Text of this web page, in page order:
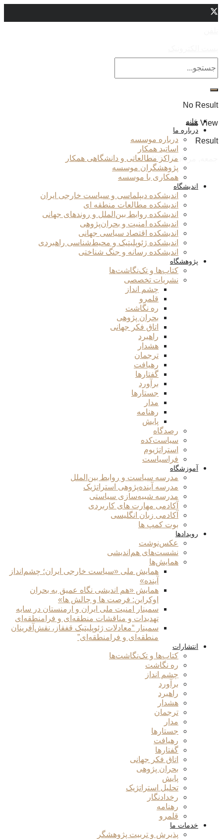
No Result
View همه
Result
جمعه, مرداد 16, 1405
خانه
درباره ما
درباره موسسه
اساتید همکار
مراکز مطالعاتی و دانشگاهی همکار
پژوهشگران موسسه
همکاری با موسسه
اندیشگاه
اندیشکده دیپلماسی و سیاست خارجی ایران
اندیشکده مطالعات منطقه ای
اندیشکده روابط بین‌الملل و روندهای جهانی
اندیشکده امنیت و بحران‌پژوهی
اندیشکده اقتصاد سیاسی جهانی
اندیشکده ژئوپلیتیک و محیط‌شناسی راهبردی
اندیشکده رسانه و جنگ شناختی
پژوهشگاه
کتاب‌ها و تک‌نگاشت‌ها
نشریات تخصصی
چشم انداز
قلمرو
ره نگاشت
بحران پژوهی
اتاق فکر جهانی
راهبرد
هشدار
ترجمان
رهیافت
گفتارها
برآورد
جستارها
مدار
رهنامه
پایش
رصدگاه
سیاست‌کده
استراتژیوم
فراسیاست
آموزشگاه
مدرسه سیاست و روابط بین‌الملل
مدرسه آینده‌پژوهی استراتژیک
مدرسه شبیه‌سازی سیاستی
آکادمی مهارت های کاربردی
آکادمی زبان انگلیسی
بوت کمپ ها
رویدادها
عکس‌نوشت
نشست‌های هم‌اندیشی
همایش‌ها
همایش ملی «سیاست خارجی ایران؛ چشم‌انداز
آینده»
همایش «هم اندیشی نگاه عمیق به بحران
اوکراین: فرصت ها و چالش ها»
سمینار امنیت ملی ایران و ارمنستان در سایه
تهدیدات و مناقشات منطقه‌ای و فرامنطقه‌ای
سمینار “معادلات ژئوپلیتیک قفقاز، نقش‌آفرینان
منطقه‌ای و فرامنطقه‌ای”
انتشارات
کتاب‌ها و تک‌نگاشت‌ها
ره نگاشت
چشم انداز
برآورد
راهبرد
هشدار
ترجمان
مدار
جستارها
رهیافت
گفتارها
اتاق فکر جهانی
بحران پژوهی
پایش
تحلیل استراتژیک
رخدادنگار
رهنامه
قلمرو
خدمات ما
پذیرش و تربیت پژوهشگر